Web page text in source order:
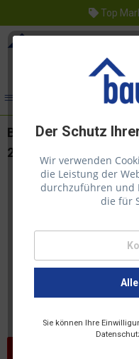
Top
Der Schutz
Wir verwenden
die Leistung der
durchzuführen und
die für
Sie können Ihre
Bondex Holzlasur
2,50 l Kastanie